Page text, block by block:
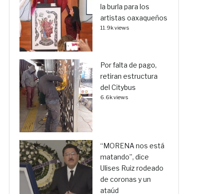
la burla para los
artistas oaxaqueños
11.9k views
Por falta de pago,
retiran estructura
del Citybus
6.6k views
“MORENA nos está
matando”, dice
Ulises Ruiz rodeado
de coronas y un
ataúd